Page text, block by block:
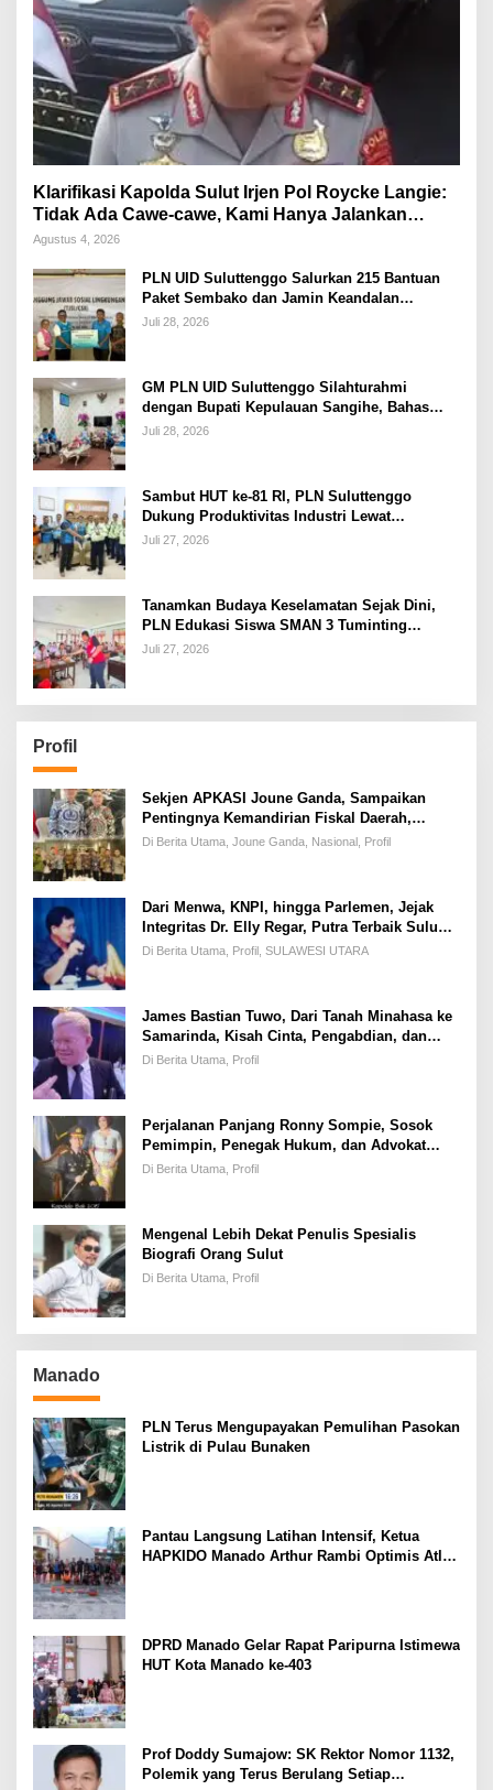
Klarifikasi Kapolda Sulut Irjen Pol Roycke Langie:
Tidak Ada Cawe-cawe, Kami Hanya Jalankan
Perintah Undang-Undang
Agustus 4, 2026
PLN UID Suluttenggo Salurkan 215 Bantuan
Paket Sembako dan Jamin Keandalan
Kelistrikan Pasca Bencana di Tamako
Juli 28, 2026
GM PLN UID Suluttenggo Silahturahmi
dengan Bupati Kepulauan Sangihe, Bahas
Keandalan Sistem Kelistrikan hingga
Juli 28, 2026
Sambut HUT ke-81 RI, PLN Suluttenggo
Dukung Produktivitas Industri Lewat
Penambahan Daya PT J Resources Bolaang
Juli 27, 2026
Tanamkan Budaya Keselamatan Sejak Dini,
PLN Edukasi Siswa SMAN 3 Tuminting
Manado Soal Bahaya Listrik
Juli 27, 2026
Profil
Sekjen APKASI Joune Ganda, Sampaikan
Pentingnya Kemandirian Fiskal Daerah,
Dihadapan Pimpinan DPR-RI
Di Berita Utama, Joune Ganda, Nasional, Profil
Dari Menwa, KNPI, hingga Parlemen, Jejak
Integritas Dr. Elly Regar, Putra Terbaik Suluun
yang Disegani Lintas Generasi
Di Berita Utama, Profil, SULAWESI UTARA
James Bastian Tuwo, Dari Tanah Minahasa ke
Samarinda, Kisah Cinta, Pengabdian, dan
Kesuksesan
Di Berita Utama, Profil
Perjalanan Panjang Ronny Sompie, Sosok
Pemimpin, Penegak Hukum, dan Advokat
Keadilan
Di Berita Utama, Profil
Mengenal Lebih Dekat Penulis Spesialis
Biografi Orang Sulut
Di Berita Utama, Profil
Manado
PLN Terus Mengupayakan Pemulihan Pasokan
Listrik di Pulau Bunaken
Pantau Langsung Latihan Intensif, Ketua
HAPKIDO Manado Arthur Rambi Optimis Atlet
DPRD Manado Gelar Rapat Paripurna Istimewa
HUT Kota Manado ke-403
Prof Doddy Sumajow: SK Rektor Nomor 1132,
Polemik yang Terus Berulang Setiap